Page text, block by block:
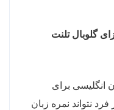
گلوبال تلنت
انگلیسی برای
نتواند نمره زبان